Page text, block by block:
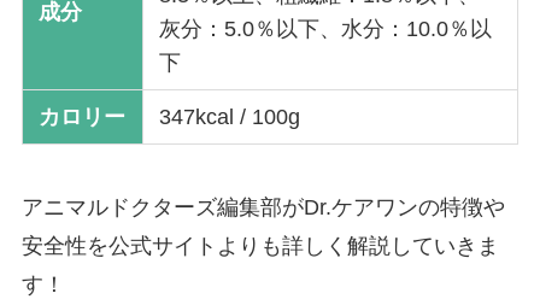
成分
灰分：5.0％以下、水分：10.0％以
下
カロリー 347kcal / 100g
アニマルドクターズ編集部がDr.ケアワンの特徴や
安全性を公式サイトよりも詳しく解説していきま
す！